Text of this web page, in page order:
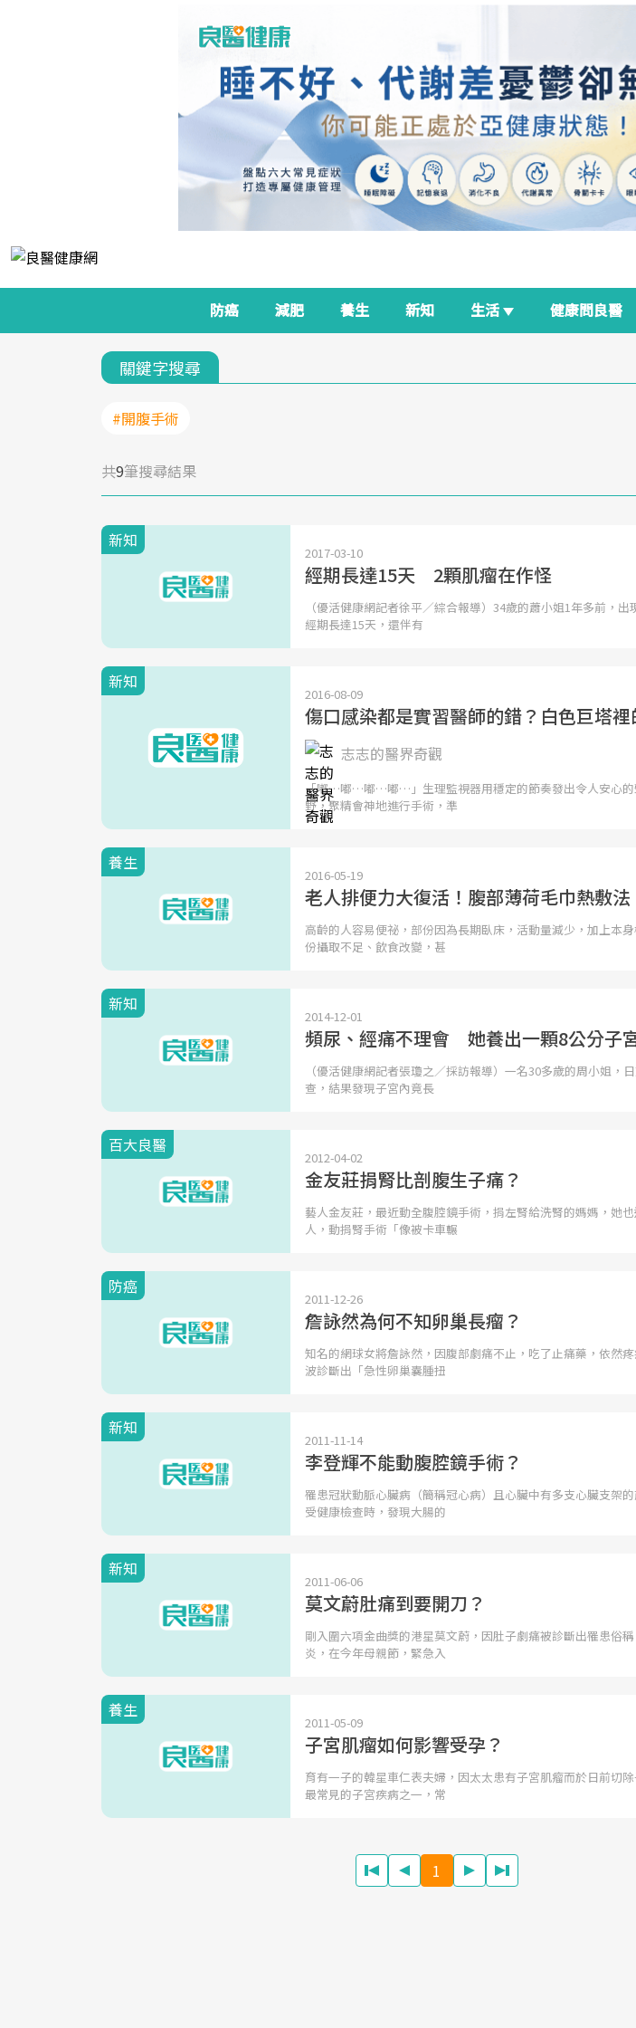
防癌 減肥 養生 新知 生活 健康問良醫
關鍵字搜尋
#開腹手術
共9筆搜尋結果
新知
2017-03-10
經期長達15天 2顆肌瘤在作怪
（優活健康網記者徐平／綜合報導）34歲的蕭小姐1年多前，出
經期長達15天，還伴有
新知
2016-08-09
傷口感染都是實習醫師的錯？白色巨塔裡
志志的醫界奇觀
「嘟…嘟…嘟…嘟…」生理監視器用穩定的節奏發出令人安心的
野，聚精會神地進行手術，準
養生
2016-05-19
老人排便力大復活！腹部薄荷毛巾熱敷法
高齡的人容易便祕，部份因為長期臥床，活動量減少，加上本
份攝取不足、飲食改變，甚
新知
2014-12-01
頻尿、經痛不理會 她養出一顆8公分子
（優活健康網記者張瓊之／採訪報導）一名30多歲的周小姐，
查，結果發現子宮內竟長
百大良醫
2012-04-02
金友莊捐腎比剖腹生子痛？
藝人金友莊，最近動全腹腔鏡手術，捐左腎給洗腎的媽媽，她
人，動捐腎手術「像被卡車輾
防癌
2011-12-26
詹詠然為何不知卵巢長瘤？
知名的網球女將詹詠然，因腹部劇痛不止，吃了止痛藥，依然
波診斷出「急性卵巢囊腫扭
新知
2011-11-14
李登輝不能動腹腔鏡手術？
罹患冠狀動脈心臟病（簡稱冠心病）且心臟中有多支心臟支架
受健康檢查時，發現大腸的
新知
2011-06-06
莫文蔚肚痛到要開刀？
剛入圍六項金曲獎的港星莫文蔚，因肚子劇痛被診斷出罹患俗
炎，在今年母親節，緊急入
養生
2011-05-09
子宮肌瘤如何影響受孕？
育有一子的韓星車仁表夫婦，因太太患有子宮肌瘤而於日前切
最常見的子宮疾病之一，常
1
面對超高齡社會的浪
向「健康照護」的新
務，更是民眾了解自
康管理的重要起點。
良醫生活祭
2025年，就到良
康新生活」，從